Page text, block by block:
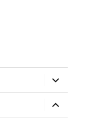
위
메
뉴
확
장
위
메